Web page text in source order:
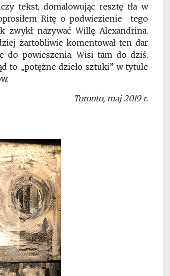
tekst, domalowując resztę tła w
Ritę o podwiezienie tego
zwykł nazywać Willę Alexandrina.
żartobliwie komentował ten dar
do powieszenia. Wisi tam do dziś.
to „potężne dzieło sztuki” w tytule
Toronto, maj 2019 r.